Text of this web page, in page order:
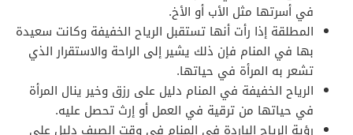
في أسرتها مثل الأب أو الأخ.
المطلقة إذا رأت أنها تستقبل الرياح الخفيفة وكانت سعيدة
بها في المنام فإن ذلك يشير إلى الراحة والاستقرار الذي
تشعر به المرأة في حياتها.
الرياح الخفيفة في المنام دليل على رزق وخير ينال المرأة
في حياتها من ترقية في العمل أو إرث تحصل عليه.
رؤية الرياح الباردة في المنام في وقت الصيف دليل على